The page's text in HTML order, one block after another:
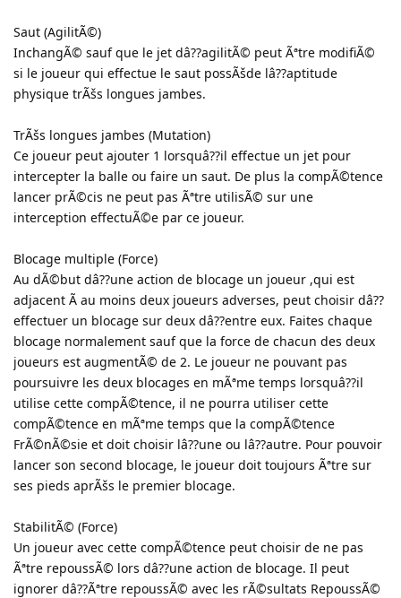
Saut (AgilitÃ©)
InchangÃ© sauf que le jet dâ??agilitÃ© peut Ãªtre modifiÃ©
si le joueur qui effectue le saut possÃšde lâ??aptitude
physique trÃšs longues jambes.
TrÃšs longues jambes (Mutation)
Ce joueur peut ajouter 1 lorsquâ??il effectue un jet pour
intercepter la balle ou faire un saut. De plus la compÃ©tence
lancer prÃ©cis ne peut pas Ãªtre utilisÃ© sur une
interception effectuÃ©e par ce joueur.
Blocage multiple (Force)
Au dÃ©but dâ??une action de blocage un joueur ,qui est
adjacent Ã au moins deux joueurs adverses, peut choisir dâ??
effectuer un blocage sur deux dâ??entre eux. Faites chaque
blocage normalement sauf que la force de chacun des deux
joueurs est augmentÃ© de 2. Le joueur ne pouvant pas
poursuivre les deux blocages en mÃªme temps lorsquâ??il
utilise cette compÃ©tence, il ne pourra utiliser cette
compÃ©tence en mÃªme temps que la compÃ©tence
FrÃ©nÃ©sie et doit choisir lâ??une ou lâ??autre. Pour pouvoir
lancer son second blocage, le joueur doit toujours Ãªtre sur
ses pieds aprÃšs le premier blocage.
StabilitÃ© (Force)
Un joueur avec cette compÃ©tence peut choisir de ne pas
Ãªtre repoussÃ© lors dâ??une action de blocage. Il peut
ignorer dâ??Ãªtre repoussÃ© avec les rÃ©sultats RepoussÃ©